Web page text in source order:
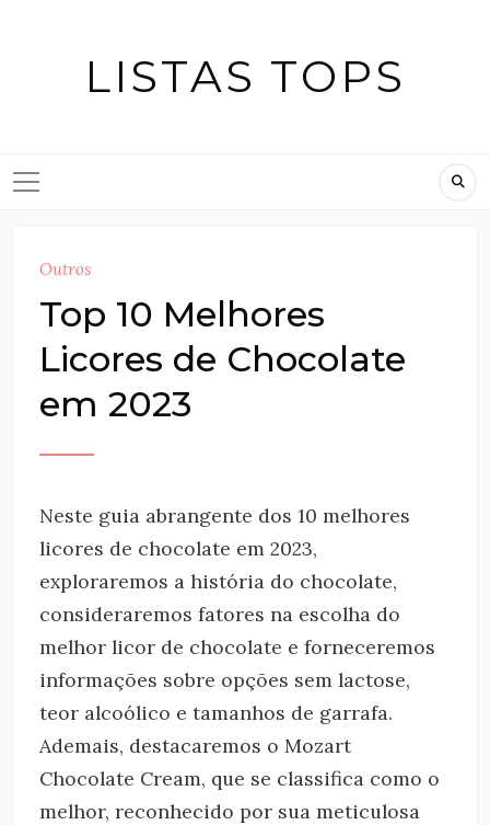
LISTAS TOPS
Outros
Top 10 Melhores
Licores de Chocolate
em 2023
Neste guia abrangente dos 10 melhores
licores de chocolate em 2023,
exploraremos a história do chocolate,
consideraremos fatores na escolha do
melhor licor de chocolate e forneceremos
informações sobre opções sem lactose,
teor alcoólico e tamanhos de garrafa.
Ademais, destacaremos o Mozart
Chocolate Cream, que se classifica como o
melhor, reconhecido por sua meticulosa